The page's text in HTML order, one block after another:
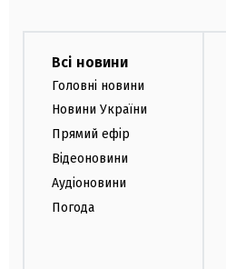
Всі новини
Головні новини
Новини України
Прямий ефір
Відеоновини
Аудіоновини
Погода